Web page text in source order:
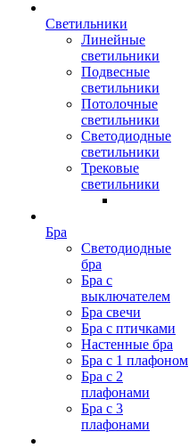
Светильники
Линейные
светильники
Подвесные
светильники
Потолочные
светильники
Светодиодные
светильники
Трековые
светильники
Бра
Светодиодные
бра
Бра с
выключателем
Бра свечи
Бра с птичками
Настенные бра
Бра с 1 плафоном
Бра с 2
плафонами
Бра с 3
плафонами